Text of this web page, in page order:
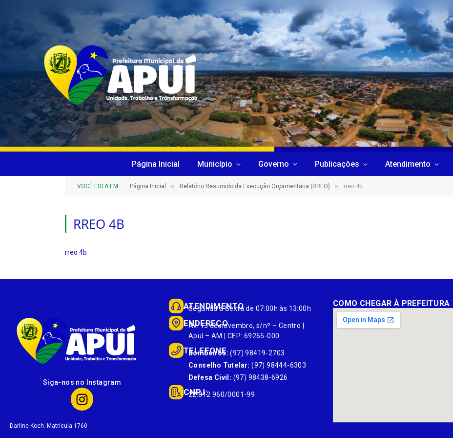
Página Inicial Município Governo Publicações Atendimento
VOCÊ ESTÁ EM: Página Inicial » Relatório Resumido da Execução Orçamentária (RREO) » rreo 4b
RREO 4B
rreo 4b
Siga-nos no Instagram
Darline Koch. Matrícula 1760
ATENDIMENTO
Segunda à Sexta de 07:00h às 13:00h
ENDEREÇO
Av. 13 de novembro, s/nº – Centro |
Apuí – AM | CEP: 69265-000
TELEFONE
Bombeiros: (97) 98419-2703
Conselho Tutelar: (97) 98444-6303
Defesa Civil: (97) 98438-6926
CNPJ:
22.812.960/0001-99
COMO CHEGAR À PREFEITURA